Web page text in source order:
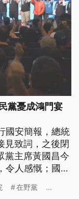
黨憂成鴻門宴
國安簡報，總統
見致詞，之後閉
黨主席黃國昌今
令人感慨；國民
灣連線訪團，
在野黨 ...